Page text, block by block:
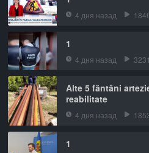
4 дня назад
1
4 дня назад 3231
Alte 5 fântâni
reabilitate
4 дня назад
1